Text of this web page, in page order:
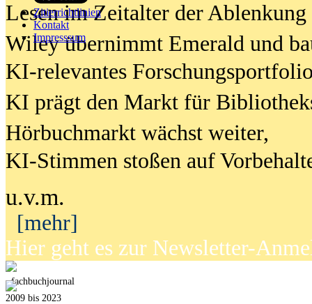
Zitierrichtlinien
Kontakt
Impresssum
Lesen im Zeitalter der Ablenkung
Wiley übernimmt Emerald und
KI-relevantes
KI prägt den Markt für
Hörbuchmarkt wächst weiter,
KI-Stimmen stoßen auf
u.v.m.
[mehr]
Hier geht es zur Newsletter-
fachbuchjournal
2009 bis 2023